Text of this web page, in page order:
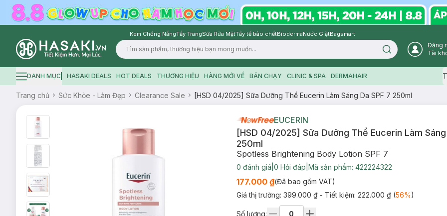
Kem Chống NắngTẩy TrangSữa Rửa MặtTẩy tế bào chếtBiodermaNước GiặtBagsmart
Logo
Search icon
Đăng
Tài
Hamburger icon
DANH MỤC HASAKI DEALS HOT DEALS THƯƠNG HIỆU HÀNG MỚI VỀ BÁN CHẠY CLINIC & SPA DERMAHAIR
Trang chủ Sức Khỏe - Làm Đẹp Clearance Sale [HSD 04/2025] Sữa Dưỡng Thể Eucerin Làm Sáng Da SPF 7 250ml
EUCERIN
[HSD 04/2025] Sữa Dưỡng Thể Eucerin Làm Sáng
250ml
Spotless Brightening Body Lotion SPF 7
0 đánh giá 0 Hỏi đáp Mã sản phẩm: 422224322
177.000 ₫(Đã bao gồm VAT)
Giá thị trường: 399.000 ₫ - Tiết kiệm: 222.000 ₫(56%)
Số lượng: